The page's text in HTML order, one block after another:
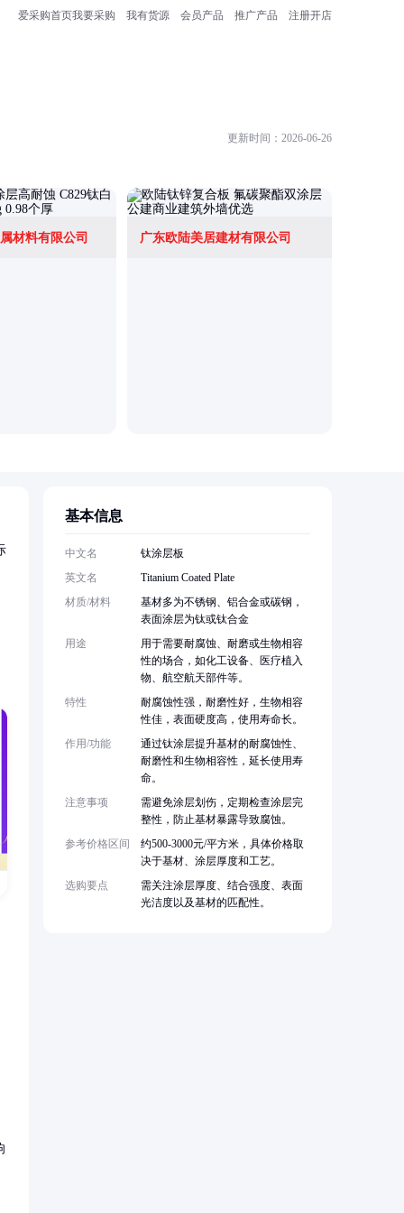
爱采购首页我要采购 我有货源 会员产品 推广产品 注册开店
更新时间：2026-06-26
材料有限公司 广东欧陆美居建材有限公司
基本信息
中文名
钛涂层板
英文名
Titanium Coated Plate
材质/材料
基材多为不锈钢、铝合金或碳钢，
表面涂层为钛或钛合金
用途
用于需要耐腐蚀、耐磨或生物相容
性的场合，如化工设备、医疗植入
物、航空航天部件等。
特性
耐腐蚀性强，耐磨性好，生物相容
性佳，表面硬度高，使用寿命长。
作用/功能
通过钛涂层提升基材的耐腐蚀性、
耐磨性和生物相容性，延长使用寿
命。
注意事项
需避免涂层划伤，定期检查涂层完
整性，防止基材暴露导致腐蚀。
参考价格区间
约500-3000元/平方米，具体价格取
决于基材、涂层厚度和工艺。
选购要点
需关注涂层厚度、结合强度、表面
光洁度以及基材的匹配性。